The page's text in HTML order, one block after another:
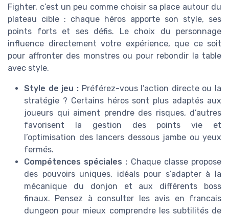
Fighter, c’est un peu comme choisir sa place autour du
plateau cible : chaque héros apporte son style, ses
points forts et ses défis. Le choix du personnage
influence directement votre expérience, que ce soit
pour affronter des monstres ou pour rebondir la table
avec style.
Style de jeu :Préférez-vous l’action directe ou la
stratégie ? Certains héros sont plus adaptés aux
joueurs qui aiment prendre des risques, d’autres
favorisent la gestion des points vie et
l’optimisation des lancers dessous jambe ou yeux
fermés.
Compétences spéciales : Chaque classe propose
des pouvoirs uniques, idéals pour s’adapter à la
mécanique du donjon et aux différents boss
finaux. Pensez à consulter les avis en francais
dungeon pour mieux comprendre les subtilités de